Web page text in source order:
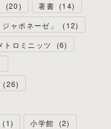
(20) 著書 (14)
ジャポネーゼ」 (12)
トロミニッツ (6)
(26)
(1) 小学館 (2)